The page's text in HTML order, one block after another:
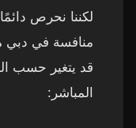
لكننا نحرص
منافسة في دبي
قد يتغير حسب
المباشر: